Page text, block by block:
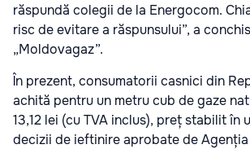
răspundă colegii de la Energocom.
risc de evitare a răspunsului”, a
„Moldovagaz”.
În prezent, consumatorii casnici din
achită pentru un metru cub de gaze
13,12 lei (cu TVA inclus), preț stabilit în
decizii de ieftinire aprobate de